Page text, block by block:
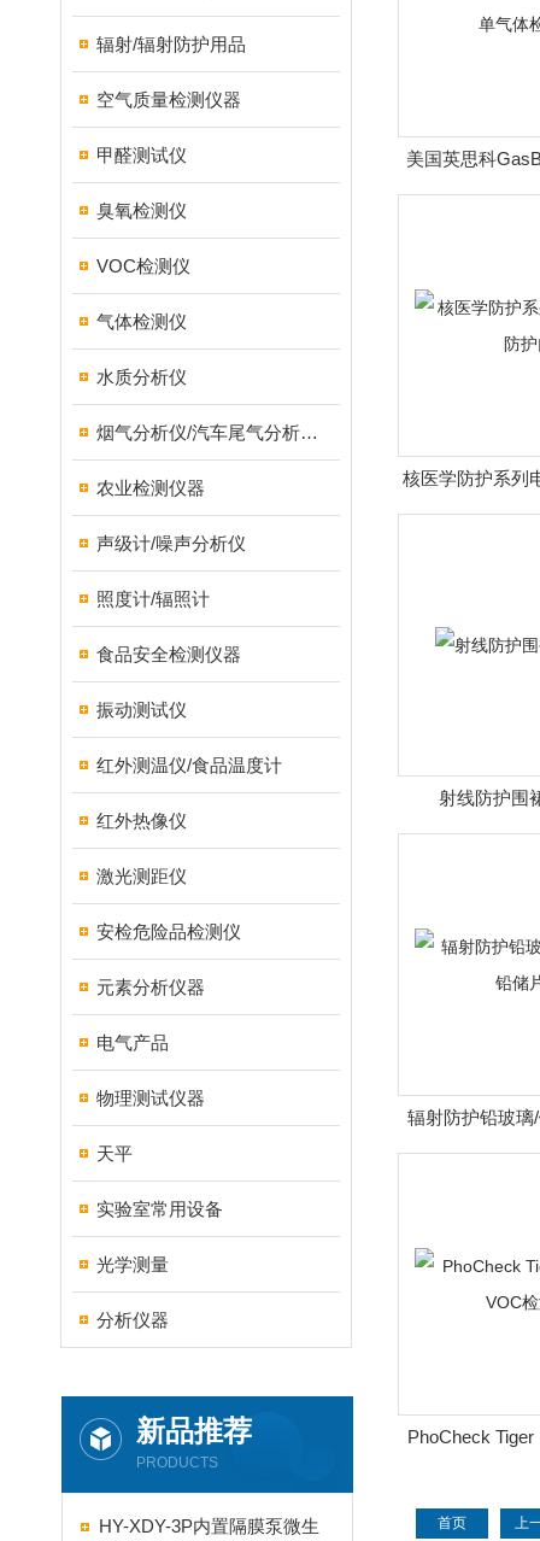
辐射/辐射防护用品
空气质量检测仪器
甲醛测试仪
臭氧检测仪
VOC检测仪
气体检测仪
水质分析仪
烟气分析仪/汽车尾气分析仪/转速表/汽车维修检测设备
农业检测仪器
声级计/噪声分析仪
照度计/辐照计
食品安全检测仪器
振动测试仪
红外测温仪/食品温度计
红外热像仪
激光测距仪
安检危险品检测仪
元素分析仪器
电气产品
物理测试仪器
天平
实验室常用设备
光学测量
分析仪器
新品推荐
PRODUCTS
HY-XDY-3P内置隔膜泵微生
美国英思科
体检
核医学防护系列
门
射线防护围
辐射防护铅玻璃
片
PhoCheck
首页 上